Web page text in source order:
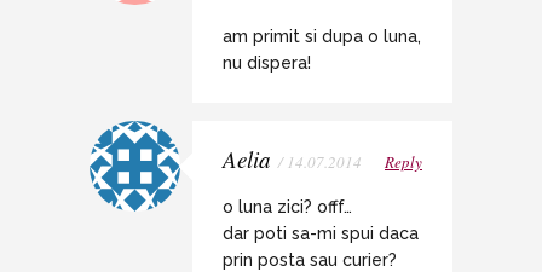
am primit si dupa o luna,
nu dispera!
Aelia / 14.07.2014 Reply
o luna zici? offf…
dar poti sa-mi spui daca
prin posta sau curier?